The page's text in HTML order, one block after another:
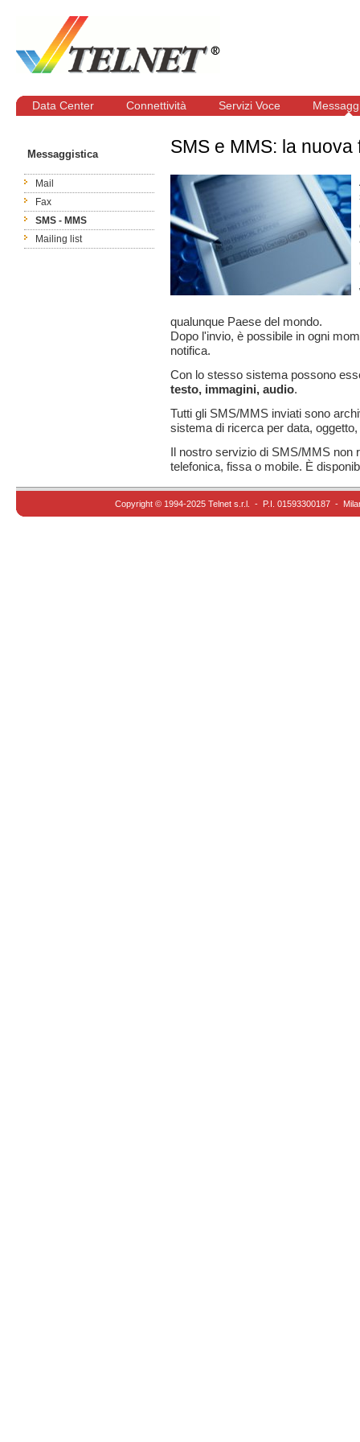
Data Center Connettività Servizi Voce
Messaggistica
Mail
Fax
SMS - MMS
Mailing list
SMS e MMS: la
qualunque Paese del mondo.
Dopo l'invio, è possibile in ogni
notifica.
Con lo stesso sistema possono
testo, immagini, audio.
Tutti gli SMS/MMS inviati sono
sistema di ricerca per data,
Il nostro servizio di SMS/MMS non
telefonica, fissa o mobile. È
Copyright © 1994-2025 Telnet s.r.l. - P.I. 01593300187 -